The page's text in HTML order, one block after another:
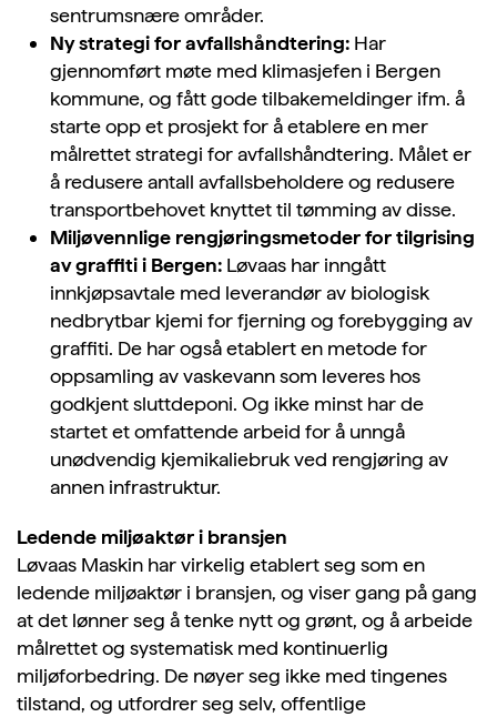
sentrumsnære områder.
Ny strategi for avfallshåndtering: Har
gjennomført møte med klimasjefen i Bergen
kommune, og fått gode tilbakemeldinger ifm. å
starte opp et prosjekt for å etablere en mer
målrettet strategi for avfallshåndtering. Målet er
å redusere antall avfallsbeholdere og redusere
transportbehovet knyttet til tømming av disse.
Miljøvennlige rengjøringsmetoder for tilgrising
av graffiti i Bergen: Løvaas har inngått
innkjøpsavtale med leverandør av biologisk
nedbrytbar kjemi for fjerning og forebygging av
graffiti. De har også etablert en metode for
oppsamling av vaskevann som leveres hos
godkjent sluttdeponi. Og ikke minst har de
startet et omfattende arbeid for å unngå
unødvendig kjemikaliebruk ved rengjøring av
annen infrastruktur.
Ledende miljøaktør i bransjen
Løvaas Maskin har virkelig etablert seg som en
ledende miljøaktør i bransjen, og viser gang på gang
at det lønner seg å tenke nytt og grønt, og å arbeide
målrettet og systematisk med kontinuerlig
miljøforbedring. De nøyer seg ikke med tingenes
tilstand, og utfordrer seg selv, offentlige